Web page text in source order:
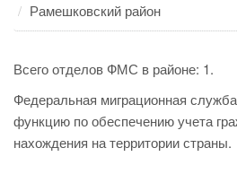
Рамешковский район
Всего отделов ФМС в районе: 1.
Федеральная миграционная
функцию по обеспечению учета
нахождения на территории страны.